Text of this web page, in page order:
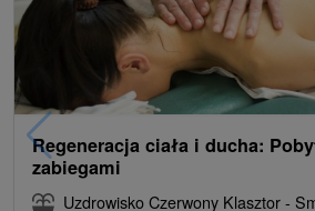
Regeneracja ciała i ducha:
zabiegami
Uzdrowisko Czerwony Klasztor -